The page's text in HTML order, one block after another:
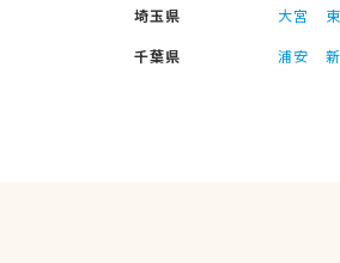
埼玉県
大宮
千葉県
浦安